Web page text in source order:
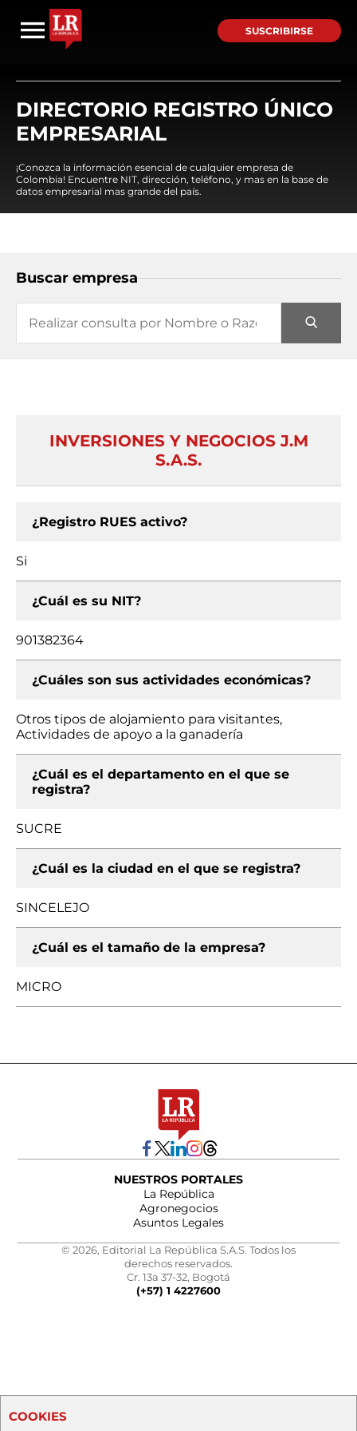
SUSCRIBIRSE
DIRECTORIO REGISTRO ÚNICO
EMPRESARIAL
¡Conozca la información esencial de cualquier empresa de
Colombia! Encuentre NIT, dirección, teléfono, y mas en la base de
datos empresarial mas grande del país.
Buscar empresa
INVERSIONES Y NEGOCIOS J.M
S.A.S.
¿Registro RUES activo?
Si
¿Cuál es su NIT?
901382364
¿Cuáles son sus actividades económicas?
Otros tipos de alojamiento para visitantes,
Actividades de apoyo a la ganadería
¿Cuál es el departamento en el que se
registra?
SUCRE
¿Cuál es la ciudad en el que se registra?
SINCELEJO
¿Cuál es el tamaño de la empresa?
MICRO
NUESTROS PORTALES
La República
Agronegocios
Asuntos Legales
© 2026, Editorial La República S.A.S. Todos los
derechos reservados.
Cr. 13a 37-32, Bogotá
(+57) 1 4227600
COOKIES